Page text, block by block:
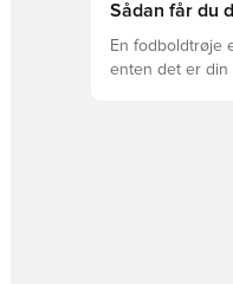
Sådan får du
En fodboldtrøje
enten det er din